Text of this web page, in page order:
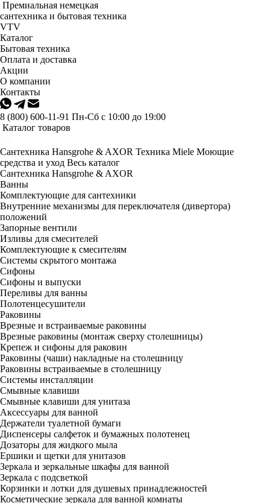
Премиальная немецкая
сантехника и бытовая техника
VTV
Каталог
Бытовая техника
Оплата и доставка
Акции
О компании
Контакты
8 (800) 600-11-91 Пн-Сб с 10:00 до 19:00
Каталог товаров
Сантехника Hansgrohe & AXOR Техника Miele Моющие
средства и уход Весь каталог
Сантехника Hansgrohe & AXOR
Ванны
Комплектующие для сантехники
Внутренние механизмы для переключателя (дивертора)
положений
Запорные вентили
Изливы для смесителей
Комплектующие к смесителям
Системы скрытого монтажа
Сифоны
Сифоны и выпуски
Переливы для ванны
Полотенцесушители
Раковины
Врезные и встраиваемые раковины
Врезные раковины (монтаж сверху столешницы)
Крепеж и сифоны для раковин
Раковины (чаши) накладные на столешницу
Раковины встраиваемые в столешницу
Системы инсталляции
Смывные клавиши
Смывные клавиши для унитаза
Аксессуары для ванной
Держатели туалетной бумаги
Диспенсеры салфеток и бумажных полотенец
Дозаторы для жидкого мыла
Ершики и щетки для унитазов
Зеркала и зеркальные шкафы для ванной
Зеркала с подсветкой
Корзинки и лотки для душевых принадлежностей
Косметические зеркала для ванной комнаты